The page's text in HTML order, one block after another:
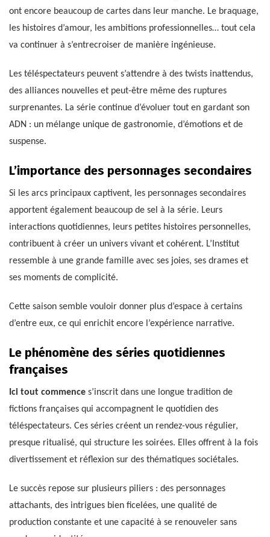
ont encore beaucoup de cartes dans leur manche. Le braquage,
les histoires d’amour, les ambitions professionnelles… tout cela
va continuer à s’entrecroiser de manière ingénieuse.
Les téléspectateurs peuvent s’attendre à des twists inattendus,
des alliances nouvelles et peut-être même des ruptures
surprenantes. La série continue d’évoluer tout en gardant son
ADN : un mélange unique de gastronomie, d’émotions et de
suspense.
L’importance des personnages secondaires
Si les arcs principaux captivent, les personnages secondaires
apportent également beaucoup de sel à la série. Leurs
interactions quotidiennes, leurs petites histoires personnelles,
contribuent à créer un univers vivant et cohérent. L’Institut
ressemble à une grande famille avec ses joies, ses drames et
ses moments de complicité.
Cette saison semble vouloir donner plus d’espace à certains
d’entre eux, ce qui enrichit encore l’expérience narrative.
Le phénomène des séries quotidiennes
françaises
Ici tout commence s’inscrit dans une longue tradition de
fictions françaises qui accompagnent le quotidien des
téléspectateurs. Ces séries créent un rendez-vous régulier,
presque ritualisé, qui structure les soirées. Elles offrent à la fois
divertissement et réflexion sur des thématiques sociétales.
Le succès repose sur plusieurs piliers : des personnages
attachants, des intrigues bien ficelées, une qualité de
production constante et une capacité à se renouveler sans